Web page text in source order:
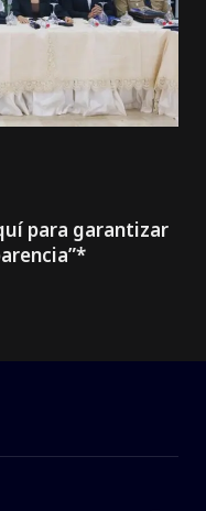
para garantizar